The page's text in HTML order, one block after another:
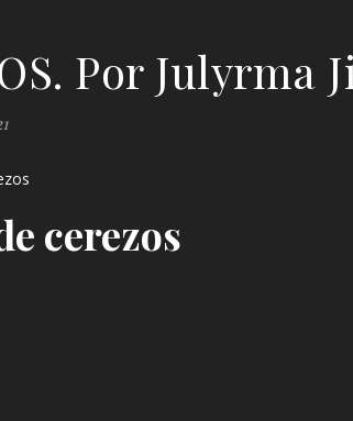
Por Julyrma
cerezos